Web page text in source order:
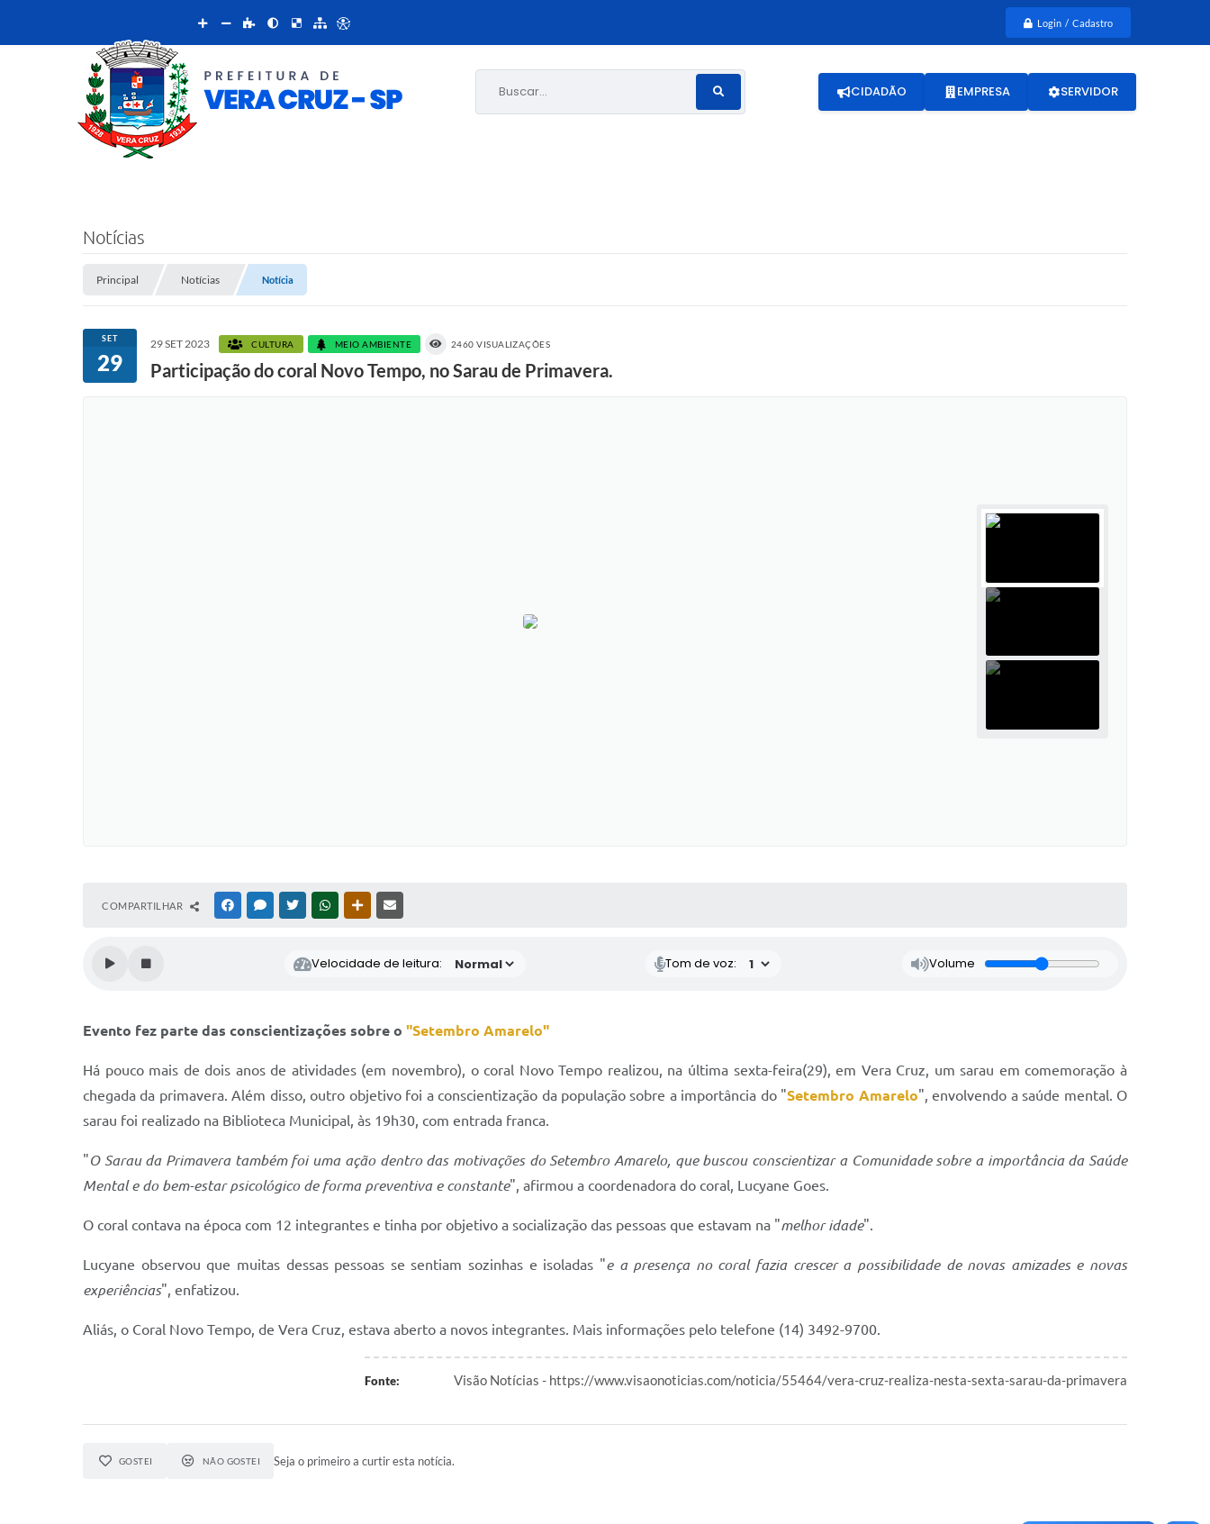
Login / Cadastro
Buscar... CIDADÃO EMPRESA SERVIDOR
Notícias
Principal Notícias Notícia
SET
29
29 SET 2023 CULTURA MEIO AMBIENTE 2460 VISUALIZAÇÕES
Participação do coral Novo Tempo, no Sarau de Primavera.
COMPARTILHAR FACEBOOKMESSENGER
TWITTERWHATSAPPOUTRAS MÍDIAS
Velocidade de leitura: Tom de voz: Volume
Evento fez parte das conscientizações sobre o "Setembro Amarelo"
Há pouco mais de dois anos de atividades (em novembro), o coral Novo Tempo realizou, na última sexta-feira(29), em Vera Cruz, um sarau em comemoração à
chegada da primavera. Além disso, outro objetivo foi a conscientização da população sobre a importância do "Setembro Amarelo", envolvendo a saúde mental. O
sarau foi realizado na Biblioteca Municipal, às 19h30, com entrada franca.
"O Sarau da Primavera também foi uma ação dentro das motivações do Setembro Amarelo, que buscou conscientizar a Comunidade sobre a importância da Saúde
Mental e do bem-estar psicológico de forma preventiva e constante", afirmou a coordenadora do coral, Lucyane Goes.
O coral contava na época com 12 integrantes e tinha por objetivo a socialização das pessoas que estavam na "melhor idade".
Lucyane observou que muitas dessas pessoas se sentiam sozinhas e isoladas "e a presença no coral fazia crescer a possibilidade de novas amizades e novas
experiências", enfatizou.
Aliás, o Coral Novo Tempo, de Vera Cruz, estava aberto a novos integrantes. Mais informações pelo telefone (14) 3492-9700.
Fonte: Visão Notícias - https://www.visaonoticias.com/noticia/55464/vera-cruz-realiza-nesta-sexta-sarau-da-primavera
GOSTEI NÃO GOSTEI Seja o primeiro a curtir esta notícia.